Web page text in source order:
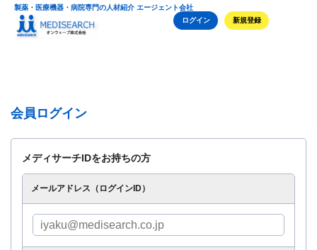
製薬・医療機器・病院専門の人材紹介 エージェント会社
ログイン
新規登録
会員ログイン
メディサーチIDをお持ちの方
メールアドレス（ログインID）